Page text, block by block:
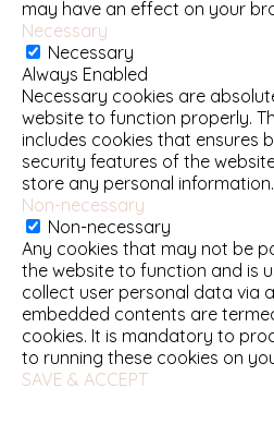
may have an effect on your
Necessary
Necessary
Always Enabled
Necessary cookies are
website to function properly.
includes cookies that ensures
security features of the
store any personal information.
Non-necessary
Non-necessary
Any cookies that may not be
the website to function and is
collect user personal data via
embedded contents are
cookies. It is mandatory to
to running these cookies on
SAVE & ACCEPT